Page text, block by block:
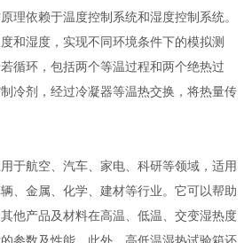
理依赖于温度控制系统和湿度控制系统。
和湿度，实现不同环境条件下的模拟测
循环，包括两个等温过程和两个绝热过
冷剂，经过冷凝器等温热交换，将热量传
于航空、汽车、家电、科研等领域，适用
、金属、化学、建材等行业。它可以帮助
他产品及材料在高温、低温、交变湿热度